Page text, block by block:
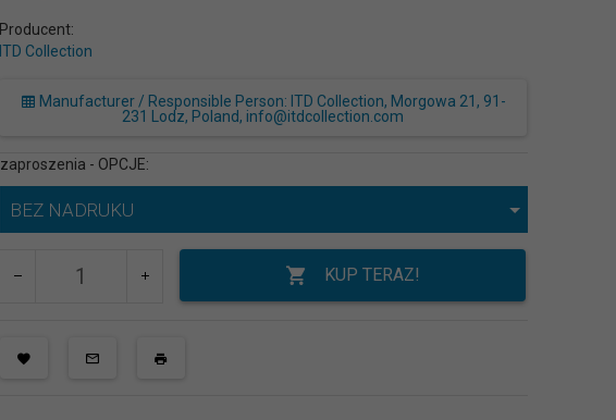
Producent:
ITD Collection
Manufacturer / Responsible Person: ITD Collection, Morgowa 21, 91-
231 Lodz, Poland, info@itdcollection.com
zaproszenia - OPCJE:
BEZ NADRUKU
KUP TERAZ!